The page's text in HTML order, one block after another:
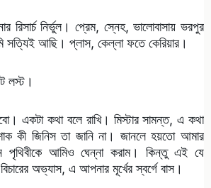
রিসার্চ নির্ভুল। প্রেম, স্নেহ, ভালোবাসায় ভরপুর
সত্যিই আছি। প্লাস, কেল্লা ফতে কেরিয়ার।
লস্ট।
একটা কথা বলে রাখি। মিস্টার সামন্ত, এ কথা
কী জিনিস তা জানি না। জানলে হয়তো আমার
পৃথিবীকে আমিও ঘেন্না করাম। কিন্তু এই যে
অভ্যাস, এ আপনার মূর্খের স্বর্গে বাস।